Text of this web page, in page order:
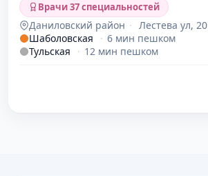
Врачи 37 специальностей
Даниловский район · Лестева ул, 20
Шаболовская
· 6 мин пешком
Тульская
· 12 мин пешком